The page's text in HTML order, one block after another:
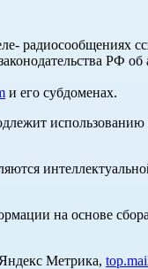
радиосообщениях
РФ
и его субдоменах.
на основе
Метрика,